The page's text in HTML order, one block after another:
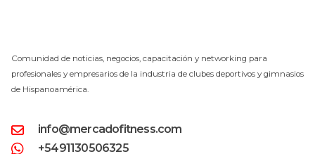
Comunidad de noticias, negocios, capacitación y networking para
profesionales y empresarios de la industria de clubes deportivos y gimnasios
de Hispanoamérica.
info@mercadofitness.com
+5491130506325